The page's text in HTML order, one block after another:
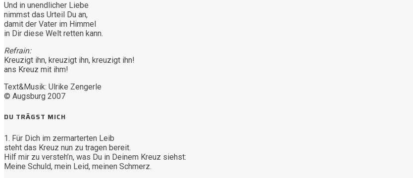
Und in unendlicher Liebe
nimmst das Urteil Du an,
damit der Vater im Himmel
in Dir diese Welt retten kann.
Refrain:
Kreuzigt ihn, kreuzigt ihn, kreuzigt ihn!
ans Kreuz mit ihm!
Text&Musik: Ulrike Zengerle
© Augsburg 2007
DU TRÄGST MICH
1. Für Dich im zermarterten Leib
steht das Kreuz nun zu tragen bereit.
Hilf mir zu versteh’n, was Du in Deinem Kreuz siehst:
Meine Schuld, mein Leid, meinen Schmerz.